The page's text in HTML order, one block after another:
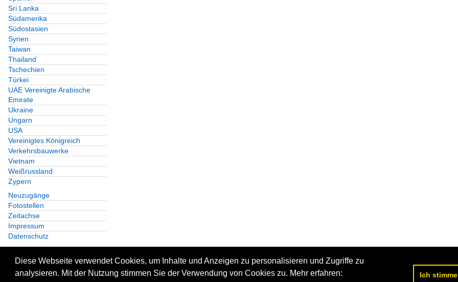
Sri Lanka
Südamerika
Südostasien
Syrien
Taiwan
Thailand
Tschechien
Türkei
UAE Vereinigte Arabische
Emirate
Ukraine
Ungarn
USA
Vereinigtes Königreich
Verkehrsbauwerke
Vietnam
Weißrussland
Zypern
Neuzugänge
Fotostellen
Zeitachse
Impressum
Datenschutz
Datenschutzerklärung
Diese Webseite verwendet Cookies, um Inhalte und Anzeigen zu personalisieren und Zugriffe zu
analysieren. Mit der Nutzung stimmen Sie der Verwendung von Cookies zu. Mehr erfahren:
Ich